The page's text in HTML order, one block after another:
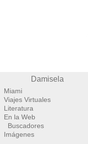
Damisela
Miami
Viajes Virtuales
Literatura
En la Web
Buscadores
Imágenes